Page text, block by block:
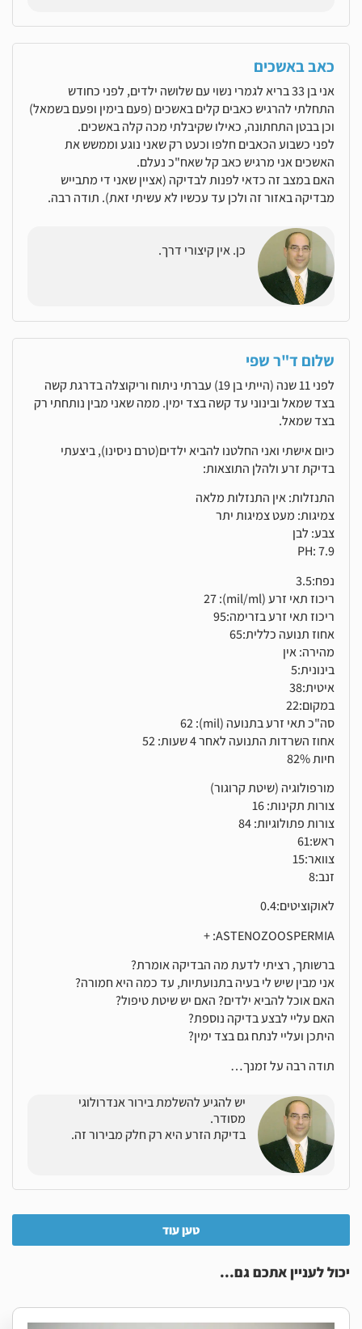
כאב באשכים
אני בן 33 בריא לגמרי נשוי עם שלושה ילדים, לפני כחודש
התחלתי להרגיש כאבים קלים באשכים (פעם בימין ופעם בשמאל)
וכן בבטן התחתונה, כאילו שקיבלתי מכה קלה באשכים.
לפני כשבוע הכאבים חלפו וכעט רק שאני נוגע וממשש את
האשכים אני מרגיש כאב קל שאח"כ נעלם.
האם במצב זה כדאי לפנות לבדיקה (אציין שאני די מתבייש
מבדיקה באזור זה ולכן עד עכשיו לא עשיתי זאת). תודה רבה.
כן. אין קיצורי דרך.
שלום ד"ר שפי
לפני 11 שנה (הייתי בן 19) עברתי ניתוח וריקוצלה בדרגת קשה
בצד שמאל ובינוני עד קשה בצד ימין. ממה שאני מבין נותחתי רק
בצד שמאל.
כיום אישתי ואני החלטנו להביא ילדים(טרם ניסינו), ביצעתי
בדיקת זרע ולהלן התוצאות:
התנזלות: אין התנזלות מלאה
צמיגות: מעט צמיגות יתר
צבע: לבן
PH: 7.9
נפח:3.5
ריכוז תאי זרע (mil/ml): 27
ריכוז תאי זרע בזרימה:95
אחוז תנועה כללית:65
מהירה: אין
בינונית:5
איטית:38
במקום:22
סה"כ תאי זרע בתנועה (mil): 62
אחוז השרדות התנועה לאחר 4 שעות: 52
חיות 82%
מורפולוגיה (שיטת קרוגור)
צורות תקינות: 16
צורות פתולוגיות: 84
ראש:61
צוואר:15
זנב:8
לאוקוציטים:0.4
ASTENOZOOSPERMIA: +
ברשותך, רציתי לדעת מה הבדיקה אומרת?
אני מבין שיש לי בעיה בתנועתיות, עד כמה היא חמורה?
האם אוכל להביא ילדים? האם יש שיטת טיפול?
האם עליי לבצע בדיקה נוספת?
היתכן ועליי לנתח גם בצד ימין?
תודה רבה על זמנך…
יש להגיע להשלמת בירור אנדרולוגי
מסודר.
בדיקת הזרע היא רק חלק מבירור זה.
טען עוד
יכול לעניין אתכם גם...